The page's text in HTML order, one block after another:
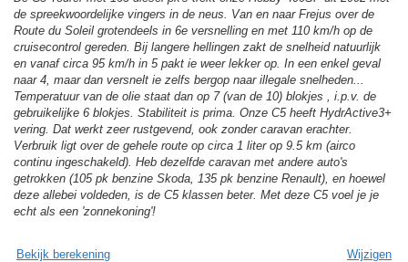
de spreekwoordelijke vingers in de neus. Van en naar Frejus over de
Route du Soleil grotendeels in 6e versnelling en met 110 km/h op de
cruisecontrol gereden. Bij langere hellingen zakt de snelheid natuurlijk
en vanaf circa 95 km/h in 5 pakt ie weer lekker op. In een enkel geval
naar 4, maar dan versnelt ie zelfs bergop naar illegale snelheden...
Temperatuur van de olie staat dan op 7 (van de 10) blokjes , i.p.v. de
gebruikelijke 6 blokjes. Stabiliteit is prima. Onze C5 heeft HydrActive3+
vering. Dat werkt zeer rustgevend, ook zonder caravan erachter.
Verbruik ligt over de gehele route op circa 1 liter op 9.5 km (airco
continu ingeschakeld). Heb dezelfde caravan met andere auto's
getrokken (105 pk benzine Skoda, 135 pk benzine Renault), en hoewel
deze allebei voldeden, is de C5 klassen beter. Met deze C5 voel je je
echt als een 'zonnekoning'!
Bekijk berekening Wijzigen